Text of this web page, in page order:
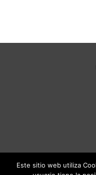
Este sitio web utiliza